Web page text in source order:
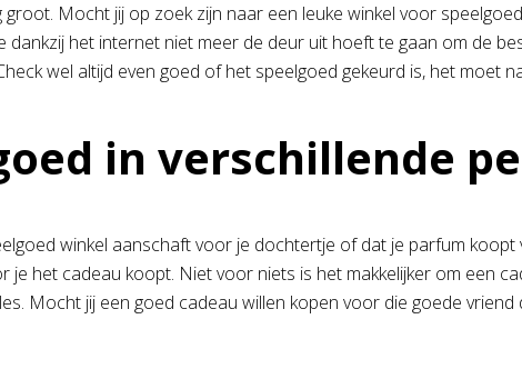
Mocht jij op zoek zijn naar een leuke winkel voor
dankzij het internet niet meer de deur uit hoeft te gaan om de
wel altijd even goed of het speelgoed gekeurd is, het moet
in verschillende
winkel aanschaft voor je dochtertje of dat je parfum
het cadeau koopt. Niet voor niets is het makkelijker om een
Mocht jij een goed cadeau willen kopen voor die goede